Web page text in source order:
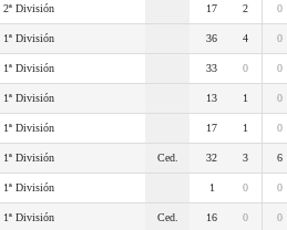
2ª División 17 2 0
1ª División 36 4 0
1ª División 33 0 0
1ª División 13 1 0
1ª División 17 1 0
1ª División Ced. 32 3 6
1ª División 1 0 0
1ª División Ced. 16 0 0